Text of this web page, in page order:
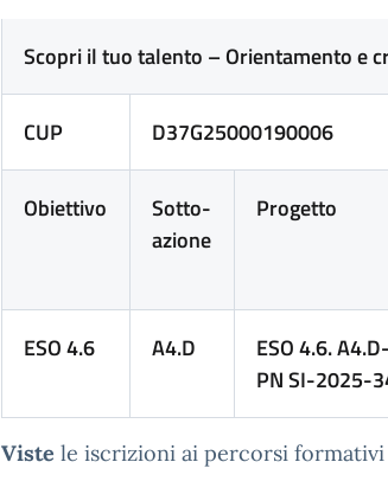
Scopri il tuo talento – Orientamento e
CUP D37G25000190006
Obiettivo
Sotto-
azione
Progetto
ESO 4.6 A4.D
ESO 4.6.
PN SI-2025-
Viste le iscrizioni ai percorsi